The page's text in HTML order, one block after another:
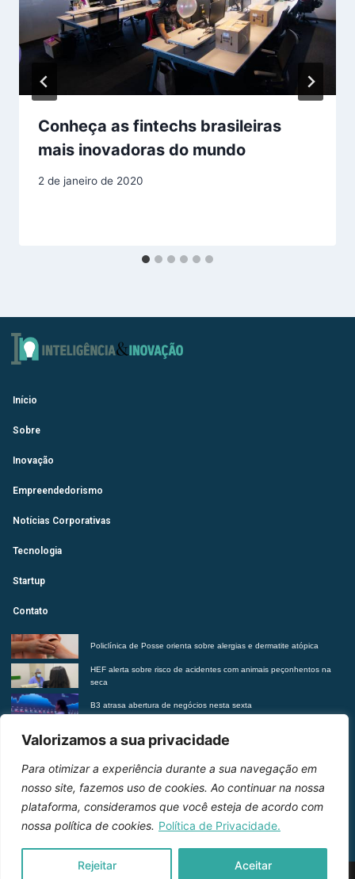
Valorizamos a sua privacidade
Para otimizar a experiência durante a sua navegação em
nosso site, fazemos uso de cookies. Ao continuar na nossa
plataforma, consideramos que você esteja de acordo com
nossa política de cookies. Política de Privacidade.
Rejeitar Aceitar
Conheça as fintechs brasileiras
mais inovadoras do mundo
2 de janeiro de 2020
Início
Sobre
Inovação
Empreendedorismo
Notícias Corporativas
Tecnologia
Startup
Contato
Policlínica de Posse orienta sobre alergias e dermatite atópica
HEF alerta sobre risco de acidentes com animais peçonhentos na
seca
B3 atrasa abertura de negócios nesta sexta
2027
Entre em contato
2026 © Inteligência e Inovação. Todos os direitos